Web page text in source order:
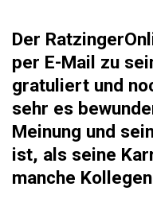
Der
per E-Mail zu
gratuliert und
sehr es
Meinung und
ist, als seine
manche